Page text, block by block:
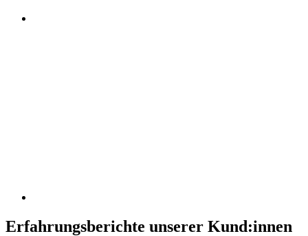
Erfahrungsberichte unserer Kund:innen